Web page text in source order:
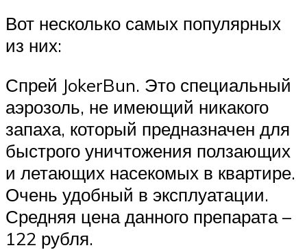
Вот несколько самых популярных
из них:
Спрей JokerBun. Это специальный
аэрозоль, не имеющий никакого
запаха, который предназначен для
быстрого уничтожения ползающих
и летающих насекомых в квартире.
Очень удобный в эксплуатации.
Средняя цена данного препарата –
122 рубля.